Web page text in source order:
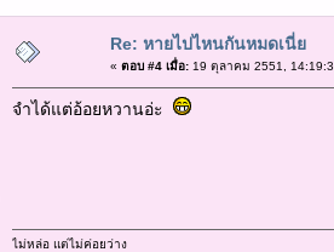
Re: หายไปไหนกันหมดเนี่ย
« ตอบ #4 เมื่อ:19 ตุลาคม 2551,
จำได้แต่อ้อยหวานอ่ะ
ไม่หล่อ แต่ไม่ค่อยว่าง